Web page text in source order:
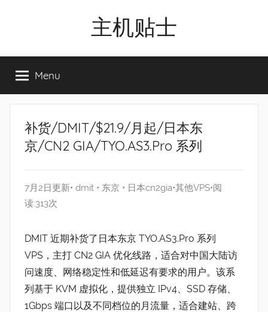
主机贴士
工|BandwagonHost
VPS|Vps|
主
Menu
补货/DMIT/$21.9/月起/日本东
京/CN2 GIA/TYO.AS3.Pro 系列
7月2日更新• dmit • 东京 • 日本cn2gia•其他VPS•阅
读:313次
DMIT 近期补货了日本东京 TYO.AS3.Pro 系列
VPS，主打 CN2 GIA 优化线路，适合对中国大陆访
问速度、网络稳定性和低延迟有要求的用户。该系
列基于 KVM 虚拟化，提供独立 IPv4、SSD 存储、
1Gbps 端口以及不同档位的月流量，适合建站、跨